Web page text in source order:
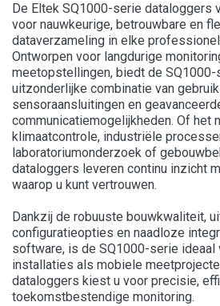
De Eltek SQ1000-serie dataloggers
voor nauwkeurige, betrouwbare en
dataverzameling in elke
Ontworpen voor langdurige
meetopstellingen, biedt de SQ1000-
uitzonderlijke combinatie van
sensoraansluitingen en
communicatiemogelijkheden. Of het
klimaatcontrole, industriële
laboratoriumonderzoek of
dataloggers leveren continu inzicht
waarop u kunt vertrouwen.
Dankzij de robuuste bouwkwaliteit,
configuratieopties en naadloze
software, is de SQ1000-serie
installaties als mobiele
dataloggers kiest u voor precisie,
toekomstbestendige monitoring.